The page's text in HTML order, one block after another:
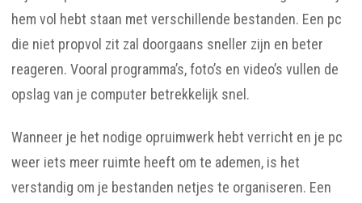
hem vol hebt staan met verschillende bestanden. Een pc
die niet propvol zit zal doorgaans sneller zijn en beter
reageren. Vooral programma’s, foto’s en video’s vullen de
opslag van je computer betrekkelijk snel.
Wanneer je het nodige opruimwerk hebt verricht en je pc
weer iets meer ruimte heeft om te ademen, is het
verstandig om je bestanden netjes te organiseren. Een